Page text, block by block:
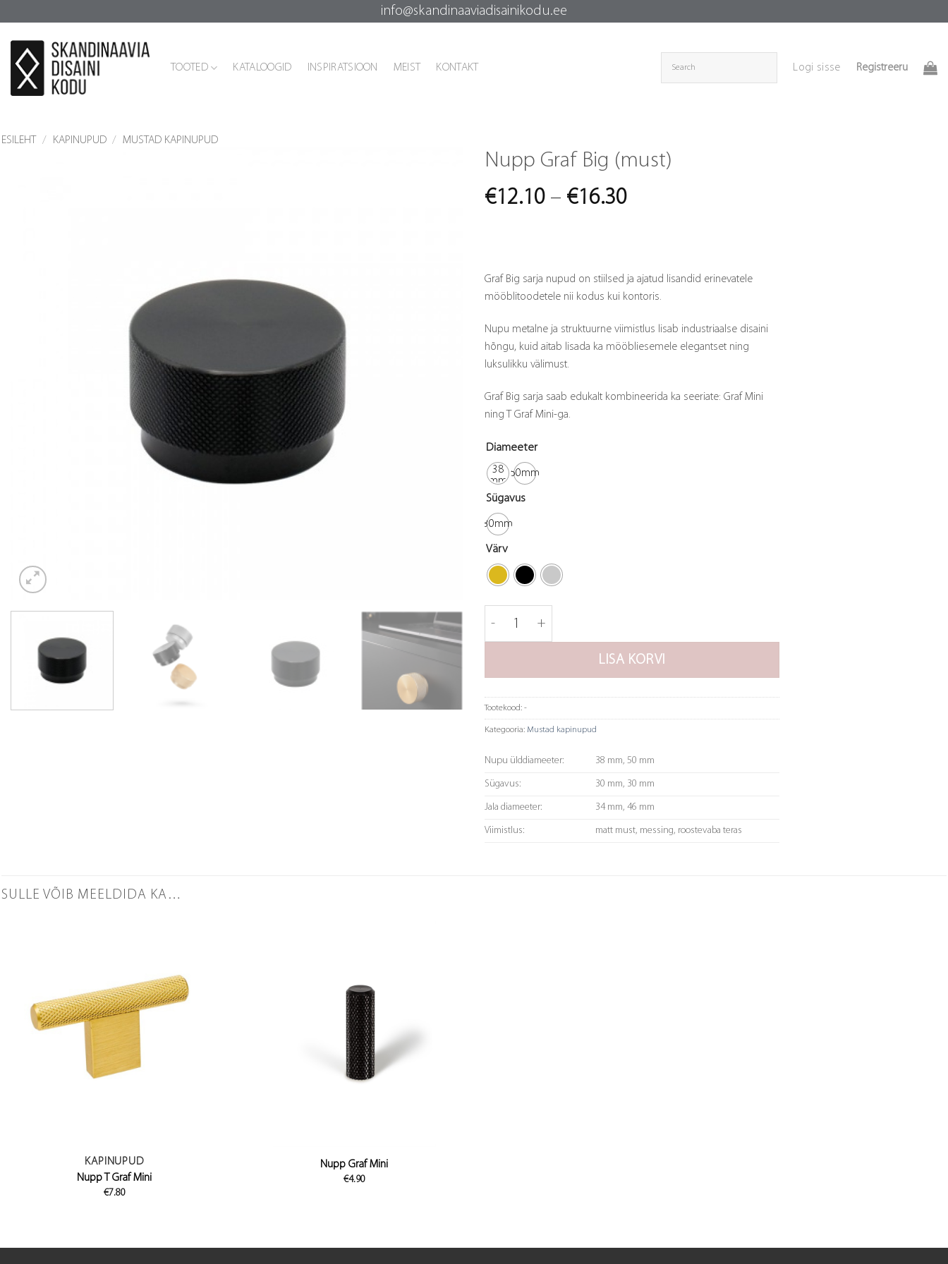
to
content
info@skandinaaviadisainikodu.ee
TOOTED KATALOOGID INSPIRATSIOON MEIST KONTAKT Logi sisse Registreeru
ESILEHT / KAPINUPUD / MUSTAD KAPINUPUD
Nupp Graf Big (must)
€12.10 – €16.30Price
€16.30
Graf Big sarja nupud on stiilsed ja ajatud lisandid erinevatele
mööblitoodetele nii kodus kui kontoris.
Nupu metalne ja struktuurne viimistlus lisab industriaalse disaini
hõngu, kuid aitab lisada ka mööbliesemele elegantset ning
luksulikku välimust.
Graf Big sarja saab edukalt kombineerida ka seeriate: Graf Mini
ning T Graf Mini-ga.
Diameeter
38
mm
50mm
Sügavus
30mm
Värv
Nupp Graf Big (must) kogus
LISA KORVI
Tootekood: -
Kategooria: Mustad kapinupud
Nupu ülddiameeter: 38 mm, 50 mm
Sügavus: 30 mm, 30 mm
Jala diameeter: 34 mm, 46 mm
Viimistlus: matt must, messing, roostevaba teras
SULLE VÕIB MEELDIDA KA…
KAPINUPUD
Nupp T Graf Mini
€7.80
Nupp Graf Mini
€4.90